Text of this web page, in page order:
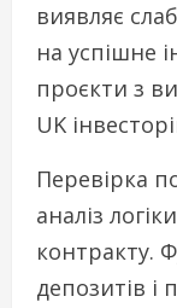
виявляє
на успішне
проєкти з
UK
Перевірка
аналіз
контракту.
депозитів